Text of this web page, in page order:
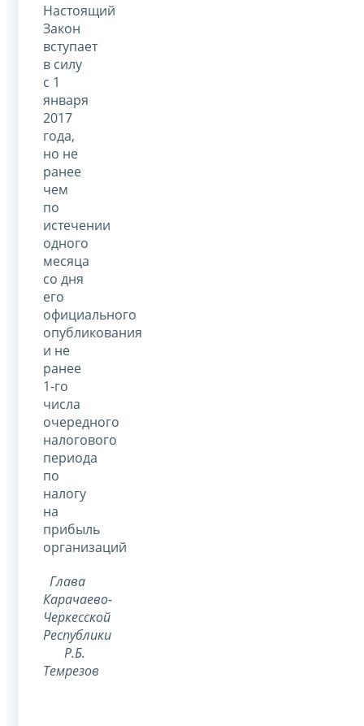
Настоящий
Закон
вступает
в силу
с 1
января
2017
года,
но не
ранее
чем
по
истечении
одного
месяца
со дня
его
официального
опубликования
и не
ранее
1-го
числа
очередного
налогового
периода
по
налогу
на
прибыль
организаций
Глава
Карачаево-
Черкесской
Республики
Р.Б.
Темрезов